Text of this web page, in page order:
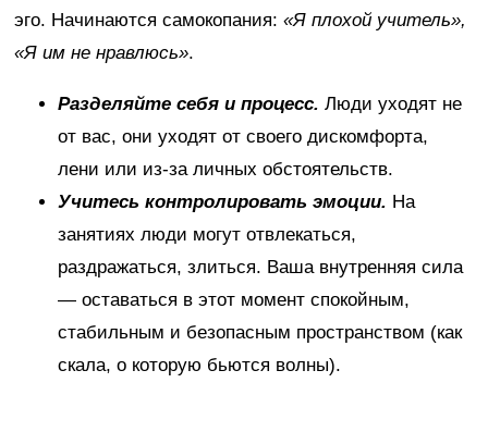
эго. Начинаются самокопания: «Я плохой учитель»,
«Я им не нравлюсь».
Разделяйте себя и процесс. Люди уходят не
от вас, они уходят от своего дискомфорта,
лени или из-за личных обстоятельств.
Учитесь контролировать эмоции. На
занятиях люди могут отвлекаться,
раздражаться, злиться. Ваша внутренняя сила
— оставаться в этот момент спокойным,
стабильным и безопасным пространством (как
скала, о которую бьются волны).